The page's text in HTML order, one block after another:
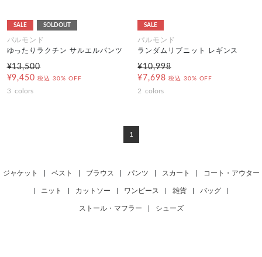
SALE SOLDOUT
パルモンド
ゆったりラクチン サルエルパンツ
¥13,500
¥9,450 税込 30% OFF
3 colors
SALE
パルモンド
ランダムリブニット レギンス
¥10,998
¥7,698 税込 30% OFF
2 colors
1
ジャケット ベスト ブラウス パンツ スカート コート・アウター
ニット カットソー ワンピース 雑貨 バッグ
ストール・マフラー シューズ